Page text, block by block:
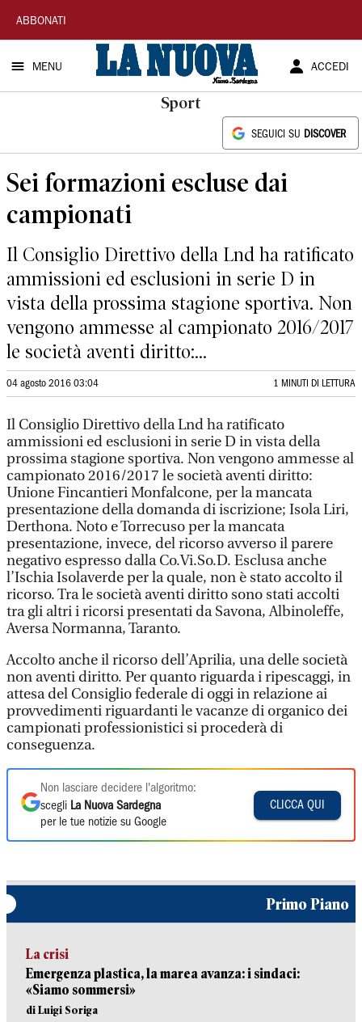
La
Nuova
Sardegna
ABBONATI
MENU ACCEDI
Sport
SEGUICI SU DISCOVER
Sei formazioni escluse dai
campionati
Il Consiglio Direttivo della Lnd ha ratificato
ammissioni ed esclusioni in serie D in
vista della prossima stagione sportiva. Non
vengono ammesse al campionato 2016/2017
le società aventi diritto:...
04 agosto 2016 03:04 1 MINUTI DI LETTURA
Il Consiglio Direttivo della Lnd ha ratificato
ammissioni ed esclusioni in serie D in vista della
prossima stagione sportiva. Non vengono ammesse al
campionato 2016/2017 le società aventi diritto:
Unione Fincantieri Monfalcone, per la mancata
presentazione della domanda di iscrizione; Isola Liri,
Derthona. Noto e Torrecuso per la mancata
presentazione, invece, del ricorso avverso il parere
negativo espresso dalla Co.Vi.So.D. Esclusa anche
l’Ischia Isolaverde per la quale, non è stato accolto il
ricorso. Tra le società aventi diritto sono stati accolti
tra gli altri i ricorsi presentati da Savona, Albinoleffe,
Aversa Normanna, Taranto.
Accolto anche il ricorso dell’Aprilia, una delle società
non aventi diritto. Per quanto riguarda i ripescaggi, in
attesa del Consiglio federale di oggi in relazione ai
provvedimenti riguardanti le vacanze di organico dei
campionati professionistici si procederà di
conseguenza.
Non lasciare decidere l'algoritmo:
scegli La Nuova Sardegna
per le tue notizie su Google
CLICCA QUI
Primo Piano
La crisi
Emergenza plastica, la marea avanza: i sindaci:
«Siamo sommersi»
di Luigi Soriga